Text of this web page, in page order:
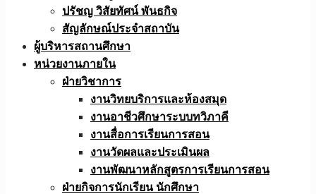
ปรัชญ วิสัยทัศน์ พันธกิจ
สัญลักษณ์ประจำสถาบัน
ผู้บริหารสถานศึกษา
หน่วยงานภายใน
ฝ่ายวิชาการ
งานวิทยบริการและห้องสมุด
งานอาชีวศึกษาระบบทวิภาคี
งานสื่อการเรียนการสอน
งานวัดผลและประเมินผล
งานพัฒนาหลักสูตรการเรียนการสอน
ฝ่ายกิจการนักเรียน นักศึกษา